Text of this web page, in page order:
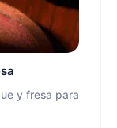
y fresa para